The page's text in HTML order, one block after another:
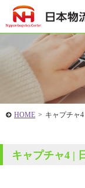
HOME > キャプチャ4
キャプチャ4 |